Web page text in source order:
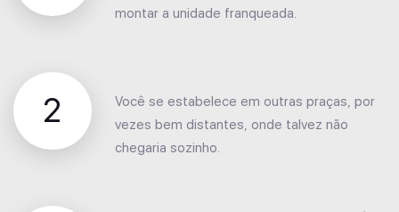
montar a unidade franqueada.
2
Você se estabelece em outras praças, por
vezes bem distantes, onde talvez não
chegaria sozinho.